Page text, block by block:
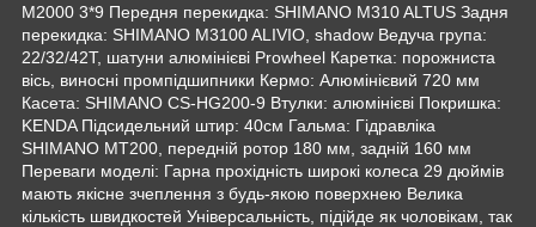
M2000 3*9 Передня перекидка: SHIMANO M310 ALTUS Задня
перекидка: SHIMANO M3100 ALIVIO, shadow Ведуча група:
22/32/42Т, шатуни алюмінієві Prowheel Каретка: порожниста
вісь, виносні промпідшипники Кермо: Алюмінієвий 720 мм
Касета: SHIMANO CS-HG200-9 Втулки: алюмінієві Покришка:
KENDA Підсидельний штир: 40см Гальма: Гідравліка
SHIMANO МТ200, передній ротор 180 мм, задній 160 мм
Переваги моделі: Гарна прохідність широкі колеса 29 дюймів
мають якісне зчеплення з будь-якою поверхнею Велика
кількість швидкостей Універсальність, підійде як чоловікам, так